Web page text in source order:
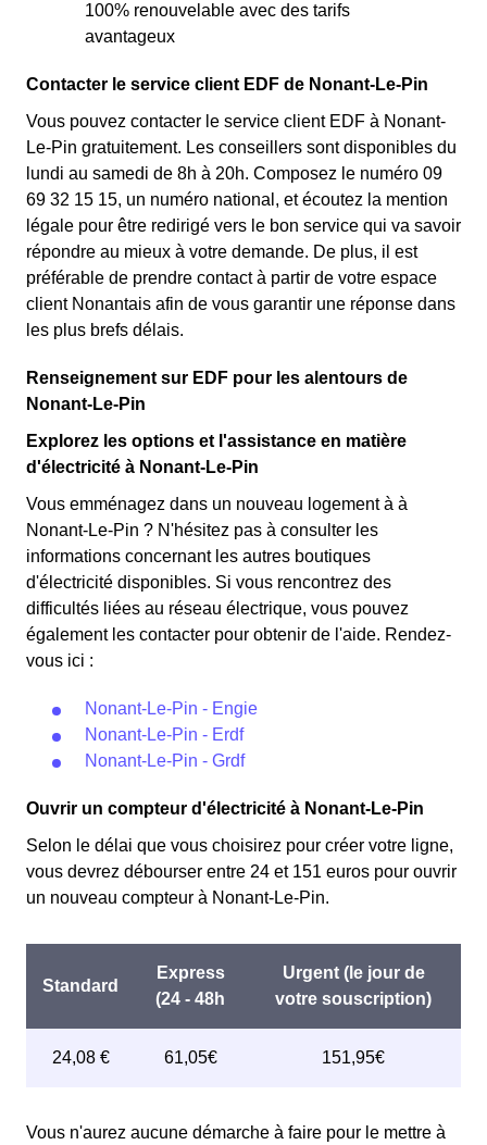
100% renouvelable avec des tarifs
avantageux
Contacter le service client EDF de Nonant-Le-Pin
Vous pouvez contacter le service client EDF à Nonant-
Le-Pin gratuitement. Les conseillers sont disponibles du
lundi au samedi de 8h à 20h. Composez le numéro 09
69 32 15 15, un numéro national, et écoutez la mention
légale pour être redirigé vers le bon service qui va savoir
répondre au mieux à votre demande. De plus, il est
préférable de prendre contact à partir de votre espace
client Nonantais afin de vous garantir une réponse dans
les plus brefs délais.
Renseignement sur EDF pour les alentours de
Nonant-Le-Pin
Explorez les options et l'assistance en matière
d'électricité à Nonant-Le-Pin
Vous emménagez dans un nouveau logement à à
Nonant-Le-Pin ? N'hésitez pas à consulter les
informations concernant les autres boutiques
d'électricité disponibles. Si vous rencontrez des
difficultés liées au réseau électrique, vous pouvez
également les contacter pour obtenir de l'aide. Rendez-
vous ici :
Nonant-Le-Pin - Engie
Nonant-Le-Pin - Erdf
Nonant-Le-Pin - Grdf
Ouvrir un compteur d'électricité à Nonant-Le-Pin
Selon le délai que vous choisirez pour créer votre ligne,
vous devrez débourser entre 24 et 151 euros pour ouvrir
un nouveau compteur à Nonant-Le-Pin.
Vous n'aurez aucune démarche à faire pour le mettre à